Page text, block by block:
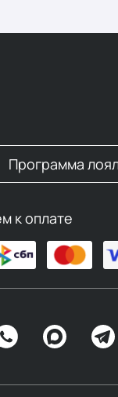
Программа
к оплате